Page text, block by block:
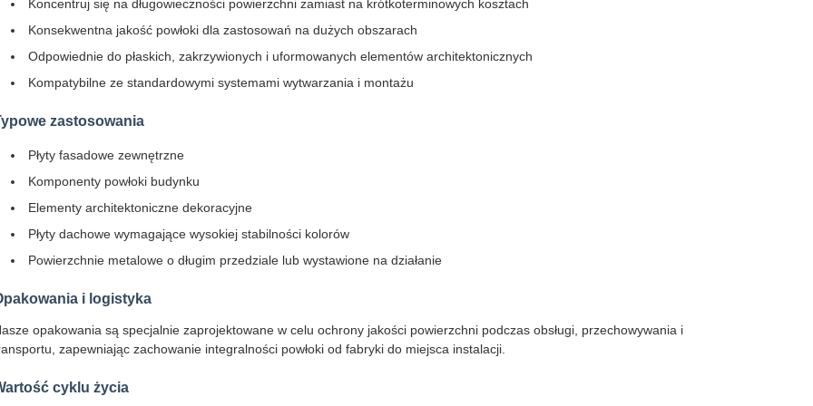
Koncentruj się na długowieczności powierzchni zamiast na krótkoterminowych kosztach
Konsekwentna jakość powłoki dla zastosowań na dużych obszarach
Odpowiednie do płaskich, zakrzywionych i uformowanych elementów architektonicznych
Kompatybilne ze standardowymi systemami wytwarzania i montażu
zastosowania
Płyty fasadowe zewnętrzne
Komponenty powłoki budynku
Elementy architektoniczne dekoracyjne
Płyty dachowe wymagające wysokiej stabilności kolorów
Powierzchnie metalowe o długim przedziale lub wystawione na działanie
i logistyka
opakowania są specjalnie zaprojektowane w celu ochrony jakości powierzchni podczas obsługi, przechowywania i
zapewniając zachowanie integralności powłoki od fabryki do miejsca instalacji.
cyklu życia